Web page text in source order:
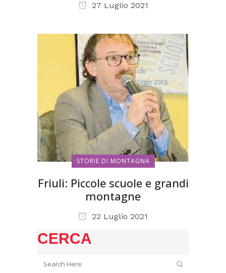
27 Luglio 2021
STORIE DI MONTAGNA
Friuli: Piccole scuole e grandi
montagne
22 Luglio 2021
CERCA